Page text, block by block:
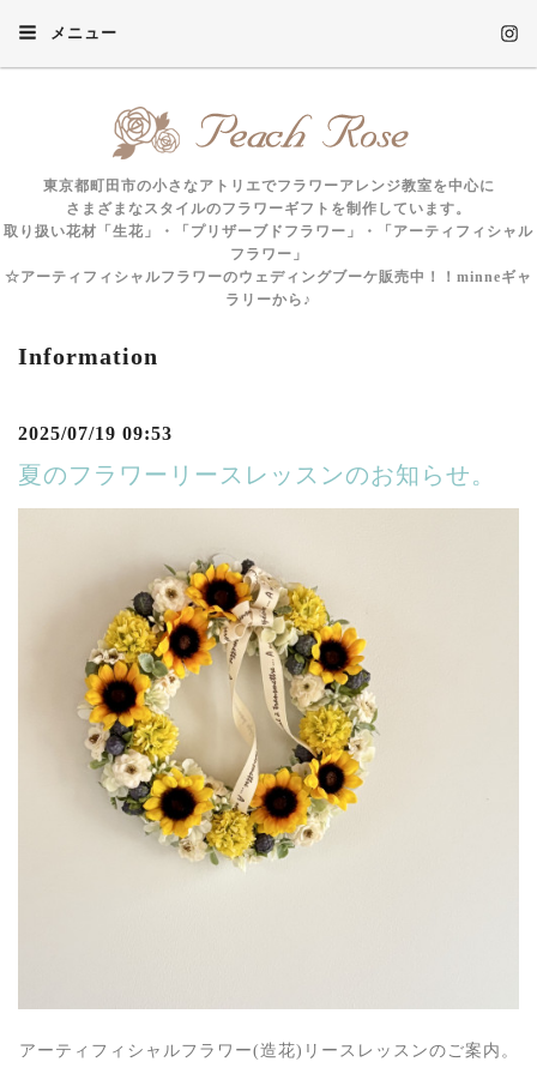
メニュー
東京都町田市の小さなアトリエでフラワーアレンジ教室を中心に
さまざまなスタイルのフラワーギフトを制作しています。
取り扱い花材「生花」・「プリザーブドフラワー」・「アーティフィシャル
フラワー」
☆アーティフィシャルフラワーのウェディングブーケ販売中！！minneギャ
ラリーから♪
Information
2025/07/19 09:53
夏のフラワーリースレッスンのお知らせ。
アーティフィシャルフラワー(造花)リースレッスンのご案内。